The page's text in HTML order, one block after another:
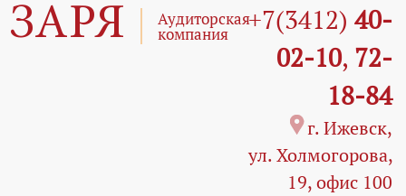
+7(3412) 40-
02-10, 72-
18-84
г. Ижевск,
ул. Холмогорова,
19, офис 100
ЗАРЯ Аудиторская
компания